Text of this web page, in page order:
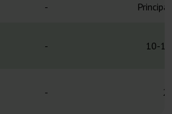
-
- 10-
-